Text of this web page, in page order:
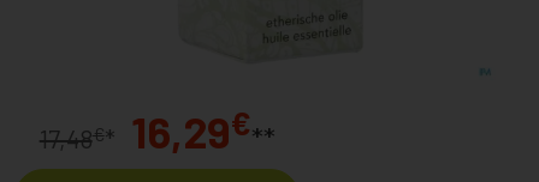
17,48€* 16,29€**